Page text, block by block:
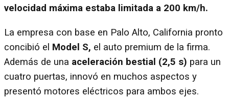
velocidad máxima estaba limitada a 200 km/h.
La empresa con base en Palo Alto, California pronto
concibió el Model S, el auto premium de la firma.
Además de una aceleración bestial (2,5 s) para un
cuatro puertas, innovó en muchos aspectos y
presentó motores eléctricos para ambos ejes.